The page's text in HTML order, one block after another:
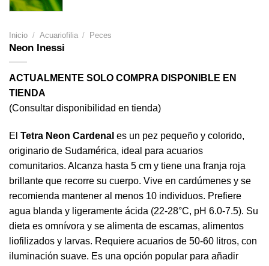
Inicio / Acuariofilia / Peces
Neon Inessi
ACTUALMENTE SOLO COMPRA DISPONIBLE EN
TIENDA
(Consultar disponibilidad en tienda)
El Tetra Neon Cardenal es un pez pequeño y colorido,
originario de Sudamérica, ideal para acuarios
comunitarios. Alcanza hasta 5 cm y tiene una franja roja
brillante que recorre su cuerpo. Vive en cardúmenes y se
recomienda mantener al menos 10 individuos. Prefiere
agua blanda y ligeramente ácida (22-28°C, pH 6.0-7.5). Su
dieta es omnívora y se alimenta de escamas, alimentos
liofilizados y larvas. Requiere acuarios de 50-60 litros, con
iluminación suave. Es una opción popular para añadir